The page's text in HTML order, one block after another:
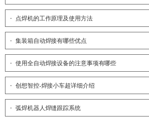
点焊机的工作原理及使用方法
集装箱自动焊接有哪些优点
使用全自动焊接设备的注意事项有哪些
创想智控-焊接小车超详细介绍
弧焊机器人焊缝跟踪系统